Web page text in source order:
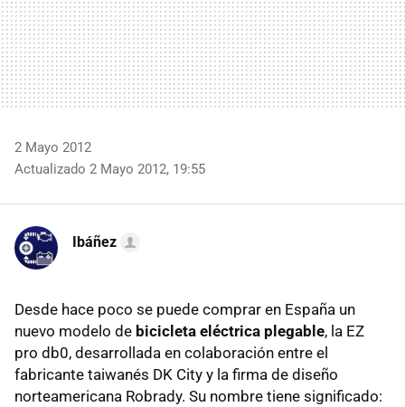
2 Mayo 2012
Actualizado 2 Mayo 2012, 19:55
Ibáñez
Desde hace poco se puede comprar en España un
nuevo modelo de bicicleta eléctrica plegable, la EZ
pro db0, desarrollada en colaboración entre el
fabricante taiwanés DK City y la firma de diseño
norteamericana Robrady. Su nombre tiene significado: